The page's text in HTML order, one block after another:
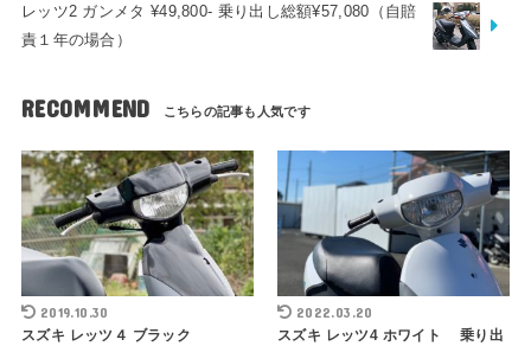
レッツ2 ガンメタ ¥49,800- 乗り出し総額¥57,080（自賠
責１年の場合）
RECOMMEND
2019.10.30
スズキ レッツ４ ブラック
2022.03.20
スズキ レッツ4 ホワイト 乗り出